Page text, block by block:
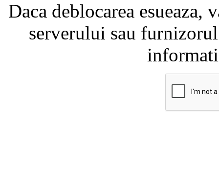
Daca deblocarea
serverului sau